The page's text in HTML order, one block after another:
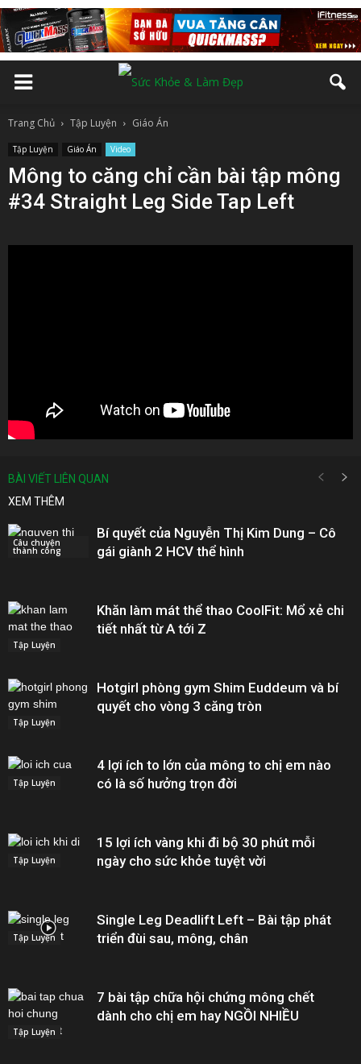
Trang Chủ Tập Luyện Giáo Án
Tập Luyện Giáo Án Video
Mông to căng chỉ cần bài tập mông
#34 Straight Leg Side Tap Left
BÀI VIẾT LIÊN QUAN
XEM THÊM
Câu chuyện
thành công
Bí quyết của Nguyễn Thị Kim Dung – Cô
gái giành 2 HCV thể hình
Tập Luyện
Khăn làm mát thể thao CoolFit: Mổ xẻ chi
tiết nhất từ A tới Z
Tập Luyện
Hotgirl phòng gym Shim Euddeum và bí
quyết cho vòng 3 căng tròn
Tập Luyện
4 lợi ích to lớn của mông to chị em nào
có là số hưởng trọn đời
Tập Luyện
15 lợi ích vàng khi đi bộ 30 phút mỗi
ngày cho sức khỏe tuyệt vời
Tập Luyện
Single Leg Deadlift Left – Bài tập phát
triển đùi sau, mông, chân
Tập Luyện
7 bài tập chữa hội chứng mông chết
dành cho chị em hay NGỒI NHIỀU